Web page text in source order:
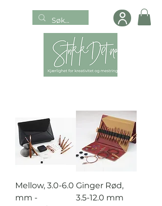
Mellow, 3.0-6.0
mm -
Ginger Rød,
3.5-12.0 mm